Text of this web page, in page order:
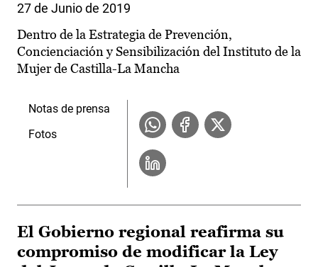
27 de Junio de 2019
Dentro de la Estrategia de Prevención,
Concienciación y Sensibilización del Instituto de la
Mujer de Castilla-La Mancha
Notas de prensa
Fotos
El Gobierno regional reafirma su
compromiso de modificar la Ley